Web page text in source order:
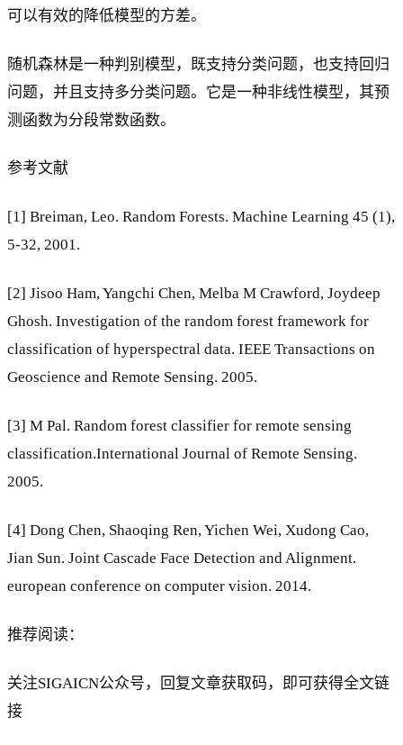
可以有效的降低模型的方差。
随机森林是一种判别模型，既支持分类问题，也支持回归
问题，并且支持多分类问题。它是一种非线性模型，其预
测函数为分段常数函数。
参考文献
[1] Breiman, Leo. Random Forests. Machine Learning 45 (1),
5-32, 2001.
[2] Jisoo Ham, Yangchi Chen, Melba M Crawford, Joydeep
Ghosh. Investigation of the random forest framework for
classification of hyperspectral data. IEEE Transactions on
Geoscience and Remote Sensing. 2005.
[3] M Pal. Random forest classifier for remote sensing
classification.International Journal of Remote Sensing.
2005.
[4] Dong Chen, Shaoqing Ren, Yichen Wei, Xudong Cao,
Jian Sun. Joint Cascade Face Detection and Alignment.
european conference on computer vision. 2014.
推荐阅读：
关注SIGAICN公众号，回复文章获取码，即可获得全文链
接